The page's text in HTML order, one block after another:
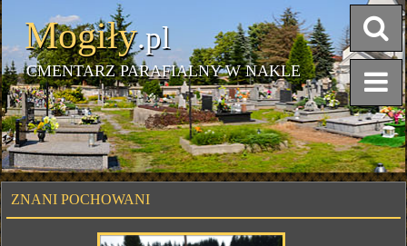
Mogiły.pl
CMENTARZ PARAFIALNY W NAKLE
ZNANI POCHOWANI